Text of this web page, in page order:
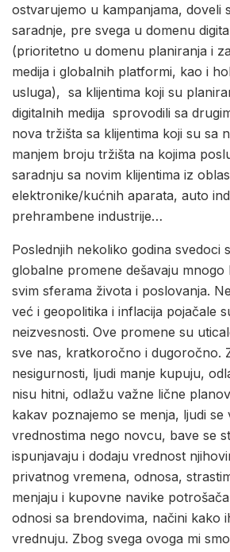
ostvarujemo u kampanjama, doveli
saradnje, pre svega u domenu
(prioritetno u domenu planiranja i
medija i globalnih platformi, kao i
usluga), sa klijentima koji su
digitalnih medija sprovodili sa
nova tržišta sa klijentima koji su sa
manjem broju tržišta na kojima
saradnju sa novim klijentima iz
elektronike/kućnih aparata, auto
prehrambene industrije…
Poslednjih nekoliko godina svedoci
globalne promene dešavaju
svim sferama života i poslovanja.
već i geopolitika i inflacija pojačale
neizvesnosti. Ove promene su
sve nas, kratkoročno i dugoročno.
nesigurnosti, ljudi manje kupuju,
nisu hitni, odlažu važne lične
kakav poznajemo se menja, ljudi se
vrednostima nego novcu, bave se
ispunjavaju i dodaju vrednost
privatnog vremena, odnosa,
menjaju i kupovne navike
odnosi sa brendovima, načini kako
vrednuju. Zbog svega ovoga mi